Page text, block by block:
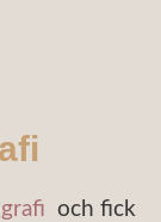
och fick